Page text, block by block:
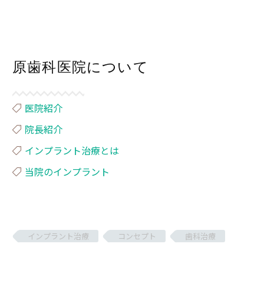
原歯科医院について
医院紹介
院長紹介
インプラント治療とは
当院のインプラント
インプラント治療 コンセプト 歯科治療